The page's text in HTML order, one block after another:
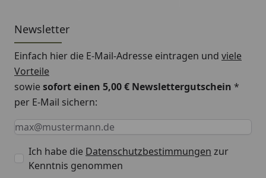
Newsletter
Einfach hier die E-Mail-Adresse eintragen und viele
Vorteile
sowiesofort einen 5,00 € Newslettergutschein *
per E-Mail sichern:
Keine Eingabe erforderlich
Eingabe erforderlich
E-Mail *
Ich habe die Datenschutzbestimmungen zur
Kenntnis genommen